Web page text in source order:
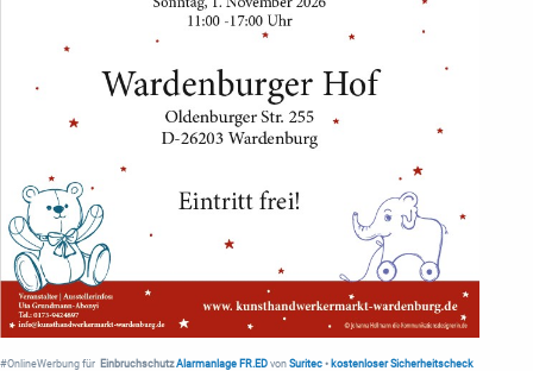
#OnlineWerbung für Einbruchschutz Alarmanlage FR.ED von Suritec • kostenloser Sicherheitscheck